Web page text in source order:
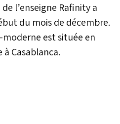
l’enseigne Rafinity a
du mois de décembre.
est située en
Casablanca.